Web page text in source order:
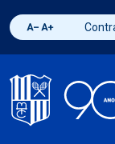
Diminuir fonte
Aumentar